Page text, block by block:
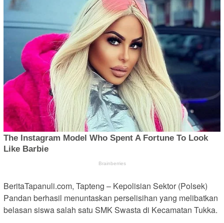
BeritaTapanuli.com, Tapteng – Kepolisian Sektor (Polsek)
Pandan berhasil menuntaskan perselisihan yang melibatkan
belasan siswa salah satu SMK Swasta di Kecamatan Tukka.